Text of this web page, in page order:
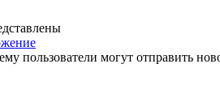
пользователи могут отправить